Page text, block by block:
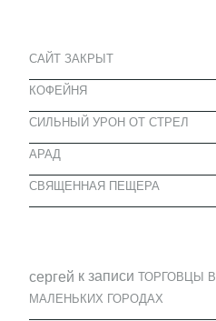
САЙТ ЗАКРЫТ
КОФЕЙНЯ
CИЛЬНЫЙ УРОН ОТ СТРЕЛ
АРАД
СВЯЩЕННАЯ ПЕЩЕРА
cергей к записи ТОРГОВЦЫ В
МАЛЕНЬКИХ ГОРОДАХ